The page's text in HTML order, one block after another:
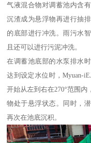
气液混合物对调蓄池内含
沉渣成为悬浮物再进行抽
的底部进行冲洗。雨污水
且还可以进行污泥冲洗。
在调蓄池底部的水泵排水
达到设定水位时，Myuan-
开始从左到右在270°范围
物处于悬浮状态。同时，
再次在池底沉积。